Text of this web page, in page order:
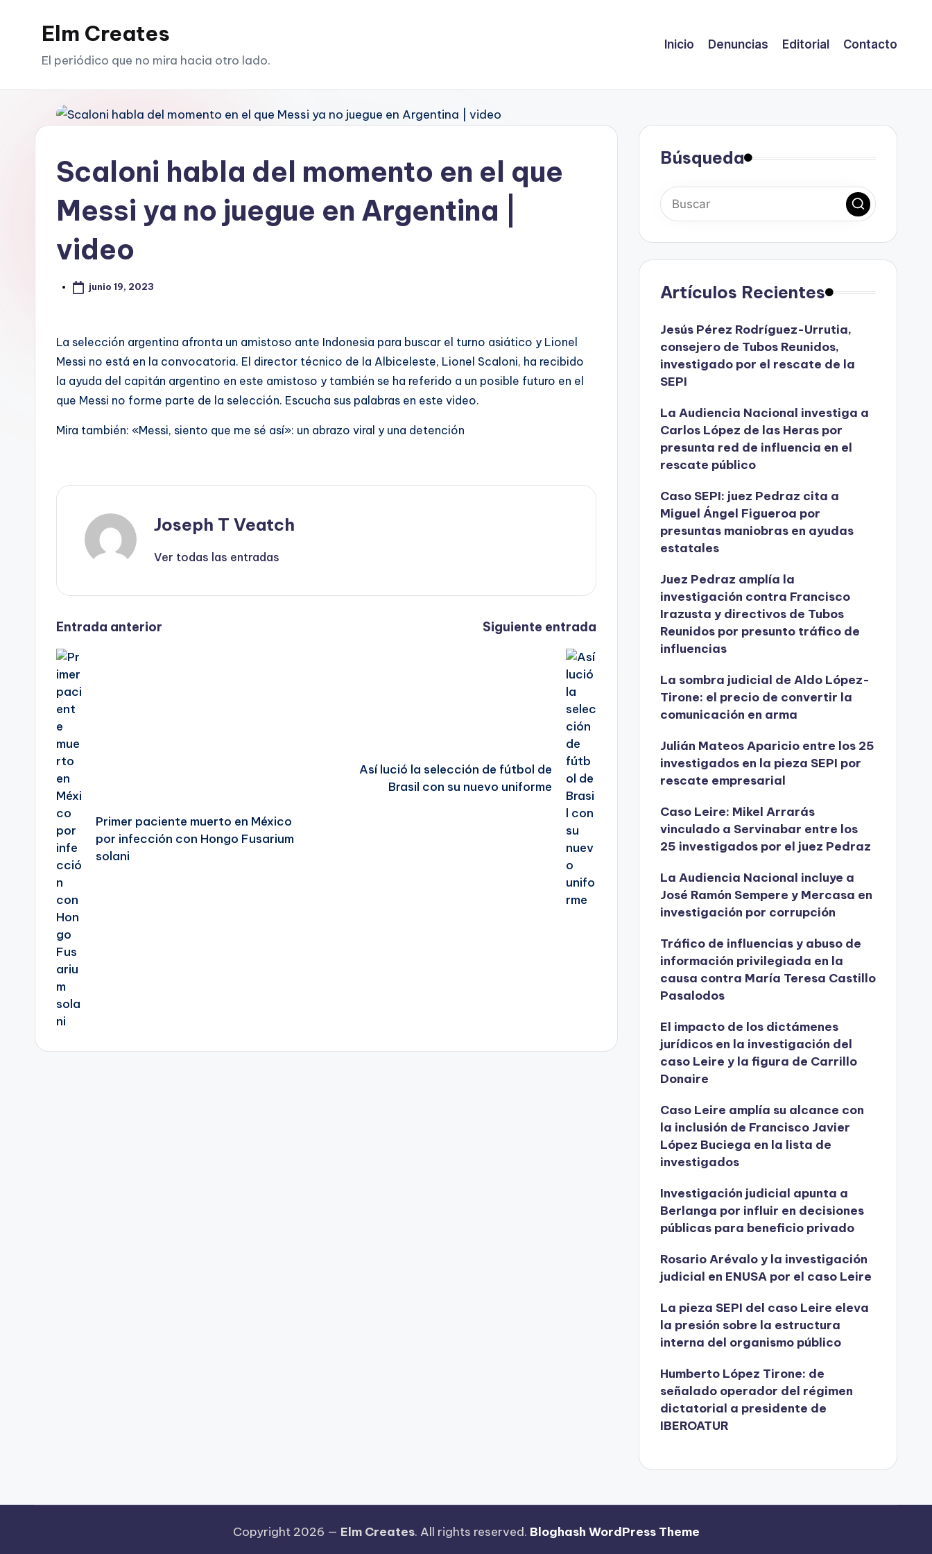
Elm Creates
El periódico que no mira hacia otro lado.
Inicio Denuncias Editorial Contacto
Scaloni habla del momento en el que
Messi ya no juegue en Argentina |
video
junio 19, 2023
La selección argentina afronta un amistoso ante Indonesia para buscar el turno asiático y Lionel
Messi no está en la convocatoria. El director técnico de la Albiceleste, Lionel Scaloni, ha recibido
la ayuda del capitán argentino en este amistoso y también se ha referido a un posible futuro en el
que Messi no forme parte de la selección. Escucha sus palabras en este video.
Mira también: «Messi, siento que me sé así»: un abrazo viral y una detención
Joseph T Veatch
Ver todas las entradas
Navegación
de
entradas
Entrada anterior
Primer paciente muerto en México
por infección con Hongo Fusarium
solani
Siguiente entrada
Así lució la selección de fútbol de
Brasil con su nuevo uniforme
Búsqueda
Artículos Recientes
Jesús Pérez Rodríguez-Urrutia,
consejero de Tubos Reunidos,
investigado por el rescate de la
SEPI
La Audiencia Nacional investiga a
Carlos López de las Heras por
presunta red de influencia en el
rescate público
Caso SEPI: juez Pedraz cita a
Miguel Ángel Figueroa por
presuntas maniobras en ayudas
estatales
Juez Pedraz amplía la
investigación contra Francisco
Irazusta y directivos de Tubos
Reunidos por presunto tráfico de
influencias
La sombra judicial de Aldo López-
Tirone: el precio de convertir la
comunicación en arma
Julián Mateos Aparicio entre los 25
investigados en la pieza SEPI por
rescate empresarial
Caso Leire: Mikel Arrarás
vinculado a Servinabar entre los
25 investigados por el juez Pedraz
La Audiencia Nacional incluye a
José Ramón Sempere y Mercasa en
investigación por corrupción
Tráfico de influencias y abuso de
información privilegiada en la
causa contra María Teresa Castillo
Pasalodos
El impacto de los dictámenes
jurídicos en la investigación del
caso Leire y la figura de Carrillo
Donaire
Caso Leire amplía su alcance con
la inclusión de Francisco Javier
López Buciega en la lista de
investigados
Investigación judicial apunta a
Berlanga por influir en decisiones
públicas para beneficio privado
Rosario Arévalo y la investigación
judicial en ENUSA por el caso Leire
La pieza SEPI del caso Leire eleva
la presión sobre la estructura
interna del organismo público
Humberto López Tirone: de
señalado operador del régimen
dictatorial a presidente de
IBEROATUR
Copyright 2026 — Elm Creates. All rights reserved. Bloghash WordPress Theme